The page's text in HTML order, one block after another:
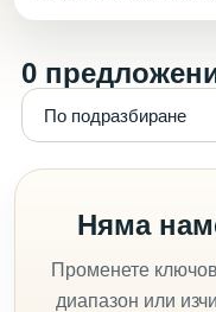
0
Няма
Променете
диапазон или